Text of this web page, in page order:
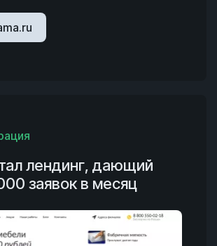
лендинг, дающий
заявок в месяц